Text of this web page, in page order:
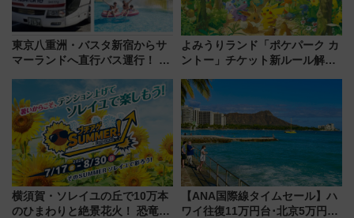
東京八重洲・バスタ新宿からサ
マーランドへ直行バス運行！ お
推し活を楽しもう！（2026年
8/1～31）
よみうりランド「ポケパーク カ
ントー」チケット新ルール解
本人確認が11月スタート
横須賀・ソレイユの丘で10万本
のひまわりと絶景花火！ 恐竜や
【ANA国際線タイムセール】ハ
ワイ往復11万円台･北京5万円台